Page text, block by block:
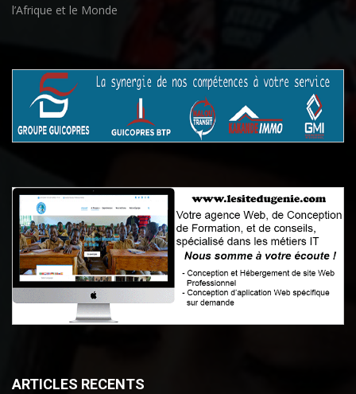
l’Afrique et le Monde
ARTICLES RECENTS